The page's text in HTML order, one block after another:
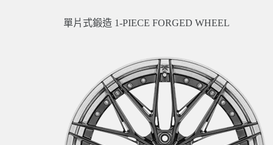
單片式鍛造 1-PIECE FORGED WHEEL